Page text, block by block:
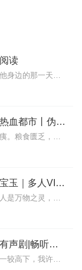
读
雷霆是个极暴躁的男人，陈素从留在他身边的那一天开始，她就过上了胆战心惊的日子，但是为了报仇，她忍气吞声，抱着心中的白月光度日，直到有一天她发现白月光和暴躁丈夫竟...
第九特区丨头陀渊演播丨搞笑热血都市丨伪戒丨VIP免费多人有声剧
【内容简介】灾变过后，大地满目疮痍。粮食匮乏，资源紧俏，局势混乱……一位从待规划区杀出来的青年，背对着漫天黄沙，孤身来到九区谋生，却不曾想偶然结识三五好友，一念...
蛊真人｜大爱仙尊｜热血｜老宝玉｜多人VIP免费有声剧
内容简介【黑暗文反派流封神之作】人是万物之灵，蛊是天地真精。一个穿越者不断重生的故事。一个养蛊、炼蛊、用蛊的奇特世界。配音组（男角色）老宝玉旁白...
大奉打更人丨头陀渊领衔多人有声剧|畅听全集|王鹤棣、田曦薇主演影视剧原著|卖报小郎君
【冒泡有奖】听说杨千幻那厮要与我一较高下，我许七安要开始装叉了！快进入声音播放页戳下方输入框，冒个泡偷偷告诉我，我要用哪些诗词才能胜过他？说得好的，有赏！202...